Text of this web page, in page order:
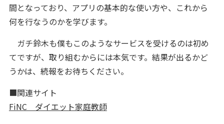
間となっており、アプリの基本的な使い方や、これから
何を行なうのかを学びます。
ガチ鈴木も僕もこのようなサービスを受けるのは初め
てですが、取り組むからには本気です。結果が出るかど
うかは、続報をお待ちください。
■関連サイト
FiNC ダイエット家庭教師